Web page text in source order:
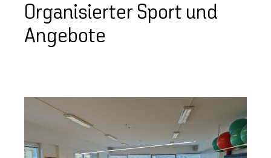
Organisierter Sport und
Angebote